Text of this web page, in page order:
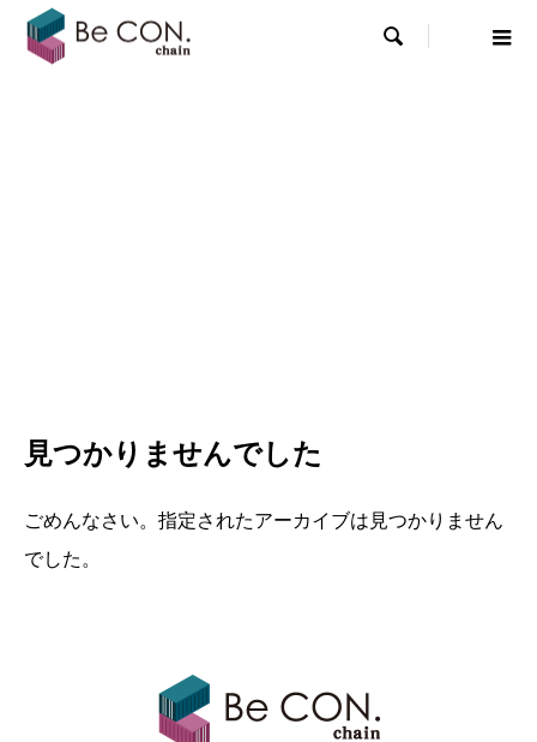

見つかりませんでした
ごめんなさい。指定されたアーカイブは見つかりません
でした。